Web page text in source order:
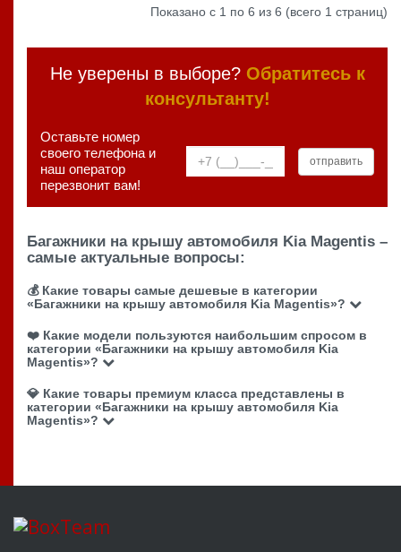
Показано с 1 по 6 из 6 (всего 1 страниц)
Не уверены в выборе? Обратитесь к
консультанту!
Оставьте номер
своего телефона и
наш оператор
перезвонит вам!
Багажники на крышу автомобиля Kia Magentis –
самые актуальные вопросы:
💰 Какие товары самые дешевые в категории
«Багажники на крышу автомобиля Kia Magentis»?
❤️ Какие модели пользуются наибольшим спросом в
категории «Багажники на крышу автомобиля Kia
Magentis»?
💎 Какие товары премиум класса представлены в
категории «Багажники на крышу автомобиля Kia
Magentis»?